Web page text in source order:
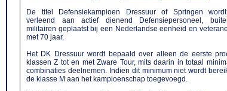
De titel Defensiekampioen Dressuur of Springen
verleend aan actief dienend Defensiepersoneel,
militairen geplaatst bij een Nederlandse eenheid en
met 70 jaar.
Het DK Dressuur wordt bepaald over alleen de eerste
klassen Z tot en met Zware Tour, mits daarin in totaal
combinaties deelnemen. Indien dit minimum niet wordt
de klasse M aan het kampioenschap toegevoegd.